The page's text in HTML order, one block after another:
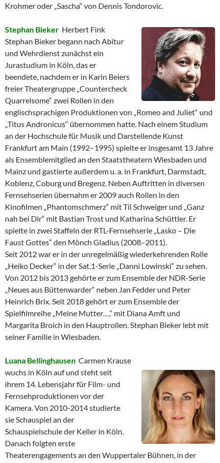
Krohmer oder „Sascha“ von Dennis Tondorovic.
Stephan Bieker Herbert Fink
Stephan Bieker begann nach Abitur
und Wehrdienst zunächst ein
Jurastudium in Köln, das er
beendete, nachdem er in Karin Beiers
freier Theatergruppe „Countercheck
Quarrelsome“ zwei Rollen in den
englischsprachigen Produktionen von „Romeo and Juliet“ und
„Titus Andronicus“ übernommen hatte. Nach einem Studium
an der Hochschule für Musik und Darstellende Kunst
Frankfurt am Main (1992–1995) spielte er insgesamt 13 Jahre
als Ensemblemitglied an den Staatstheatern Wiesbaden und
Mainz und gastierte außerdem u. a. in Frankfurt, Darmstadt,
Koblenz, Coburg und Bregenz. Neben Auftritten in diversen
Fernsehserien übernahm er 2009 auch Rollen in den
Kinofilmen „Phantomschmerz“ mit Til Schweiger und „Ganz
nah bei Dir“ mit Bastian Trost und Katharina Schüttler. Er
spielte in zwei Staffeln der RTL-Fernsehserie „Lasko – Die
Faust Gottes“ den Mönch Gladius (2008–2011).
Seit 2012 war er in der unregelmäßig wiederkehrenden Rolle
„Heiko Decker“ in der Sat.1-Serie „Danni Lowinski“ zu sehen.
Von 2012 bis 2013 gehörte er zum Ensemble der NDR-Serie
„Neues aus Büttenwarder“ neben Jan Fedder und Peter
Heinrich Brix. Seit 2018 gehört er zum Ensemble der
Spielfilmreihe „Meine Mutter…,“ mit Diana Amft und
Margarita Broich in den Hauptrollen. Stephan Bieker lebt mit
seiner Familie in Wiesbaden.
Luana Bellinghausen Carmen Krause
wuchs in Köln auf und steht seit
ihrem 14. Lebensjahr für Film- und
Fernsehproduktionen vor der
Kamera. Von 2010-2014 studierte
sie Schauspiel an der
Schauspielschule der Keller in Köln.
Danach folgten erste
Theaterengagements an den Wuppertaler Bühnen, in der